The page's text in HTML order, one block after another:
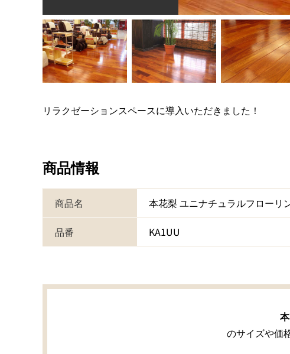
リラクゼーションスペースに導入いただきました！
商品情報
商品名 本花梨 ユニナチュラルフローリ
品番 KA1UU
のサイズや価